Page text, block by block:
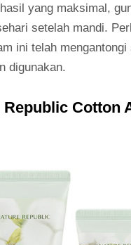
yang maksimal,
setelah mandi.
ini telah
digunakan.
Republic Cotton